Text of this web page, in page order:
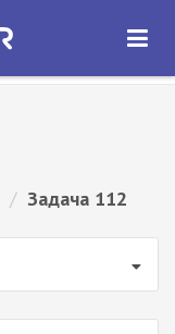
ОТКРЫТЬ
/ Задача 112